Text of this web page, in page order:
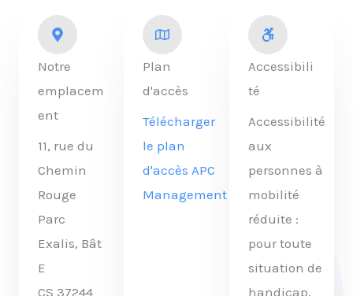
n
Notre
emplacem
ent
11, rue du
Chemin
Rouge
Parc
Exalis, Bât
E
CS 37244
Plan
d'accès
Télécharger
le plan
d'accès APC
Management
Accessibili
té
Accessibilité
aux
personnes à
mobilité
réduite :
pour toute
situation de
handicap,